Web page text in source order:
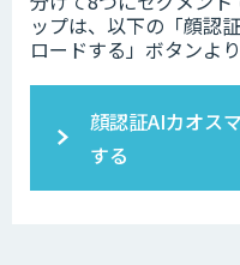
ップは、以下の「顔認
ロードする」ボタンより
顔認証AIカオス
する